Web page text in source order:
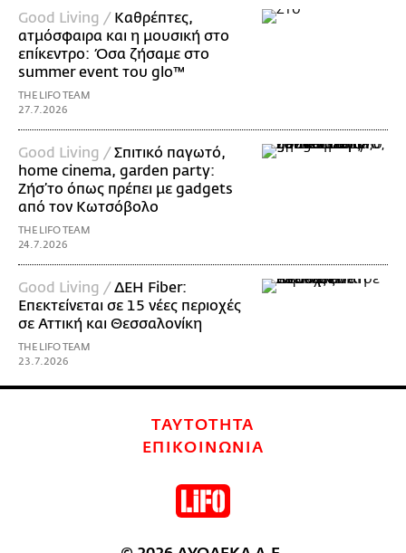
Good Living / Καθρέπτες,
ατμόσφαιρα και η μουσική στο
επίκεντρο: Όσα ζήσαμε στο
summer event του glo™
THE LIFO TEAM
27.7.2026
Good Living /Σπιτικό παγωτό,
home cinema, garden party:
Ζήσ’το όπως πρέπει με gadgets
από τον Κωτσόβολο
THE LIFO TEAM
24.7.2026
Good Living /ΔΕΗ Fiber:
Επεκτείνεται σε 15 νέες περιοχές
σε Αττική και Θεσσαλονίκη
THE LIFO TEAM
23.7.2026
ΤΑΥΤΟΤΗΤΑ
ΕΠΙΚΟΙΝΩΝΙΑ